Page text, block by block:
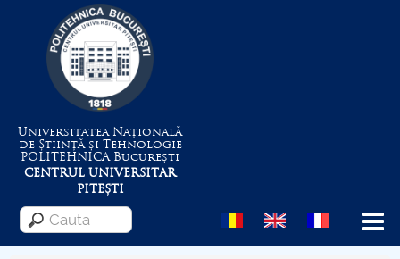
Universitatea Națională
de Știință și Tehnologie
POLITEHNICABucurești
CENTRUL UNIVERSITAR
PITEȘTI
Menu